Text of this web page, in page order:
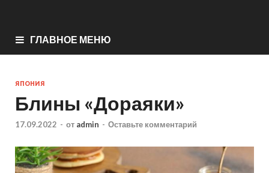
ГЛАВНОЕ МЕНЮ
ЯПОНИЯ
Блины «Дораяки»
17.09.2022 - от admin - Оставьте комментарий